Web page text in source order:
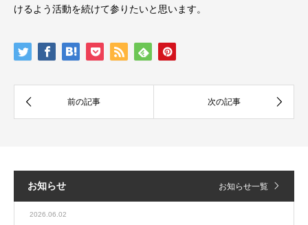
けるよう活動を続けて参りたいと思います。
お知らせ お知らせ一覧
2026.06.02